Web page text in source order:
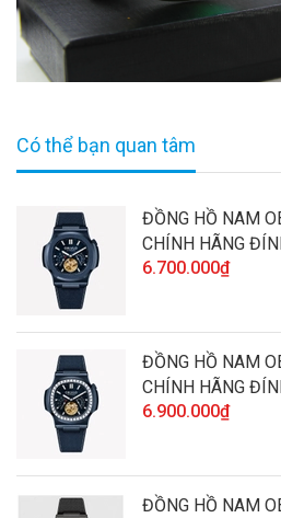
Có thể bạn quan tâm
ĐỒNG HỒ NAM
CHÍNH HÃNG
LƯỢNG
6.700.000₫
ĐỒNG HỒ NAM
CHÍNH HÃNG
LƯỢNG
6.900.000₫
ĐỒNG HỒ NAM